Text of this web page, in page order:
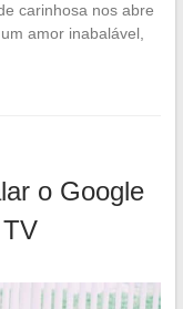
carinhosa nos abre
amor inabalável,
o Google